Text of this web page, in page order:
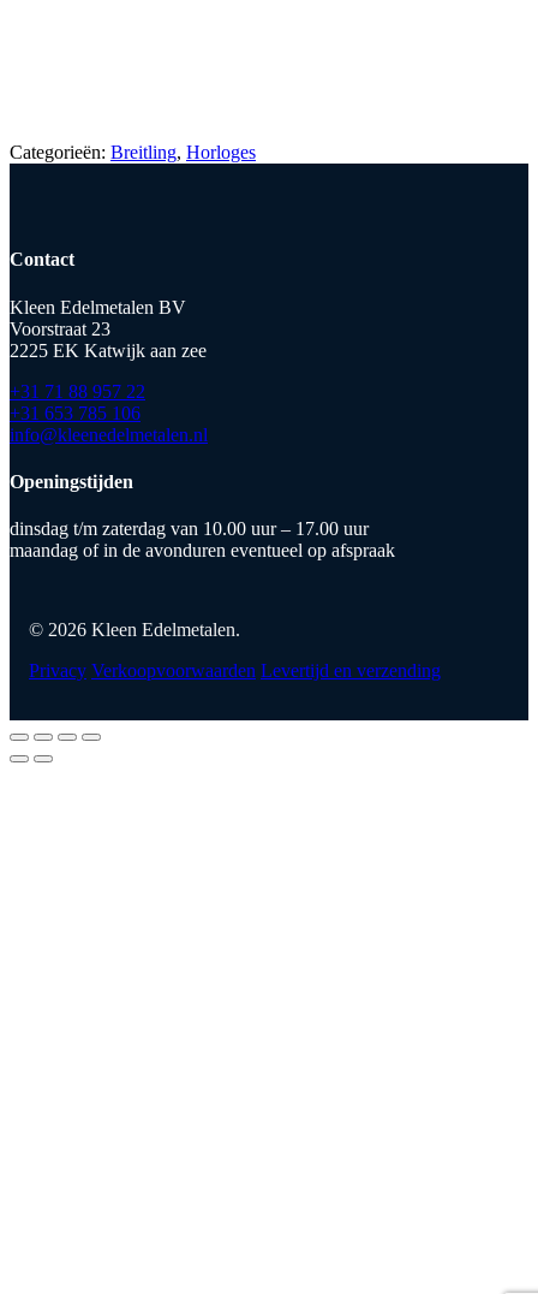
Categorieën: Breitling, Horloges
Contact
Kleen Edelmetalen BV
Voorstraat 23
2225 EK Katwijk aan zee
+31 71 88 957 22
+31 653 785 106
info@kleenedelmetalen.nl
Openingstijden
dinsdag t/m zaterdag van 10.00 uur – 17.00 uur
maandag of in de avonduren eventueel op afspraak
© 2026 Kleen Edelmetalen.
Privacy Verkoopvoorwaarden Levertijd en verzending